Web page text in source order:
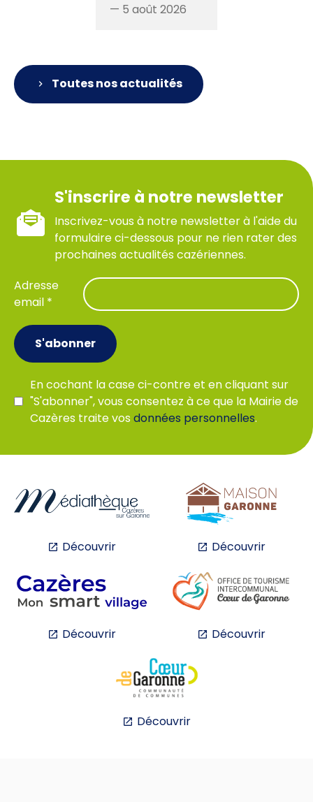
— 5 août 2026
Toutes nos actualités
S'inscrire à notre newsletter
Inscrivez-vous à notre newsletter à l'aide du
formulaire ci-dessous pour ne rien rater des
prochaines actualités cazériennes.
Adresse
email *
En cochant la case ci-contre et en cliquant sur
"S'abonner", vous consentez à ce que la Mairie de
Cazères traite vosdonnées personnelles.
S'abonner
Découvrir Découvrir
Découvrir Découvrir
Découvrir